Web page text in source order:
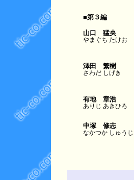
■第３編
山口 猛央
やまぐち たけお
澤田 繁樹
さわだ しげき
有地 章浩
ありじ あきひろ
中塚 修志
なかつか しゅうじ